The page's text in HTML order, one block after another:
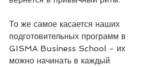
То же самое касается наших
подготовительных программ в
GISMA Business School - их
можно начинать в каждый